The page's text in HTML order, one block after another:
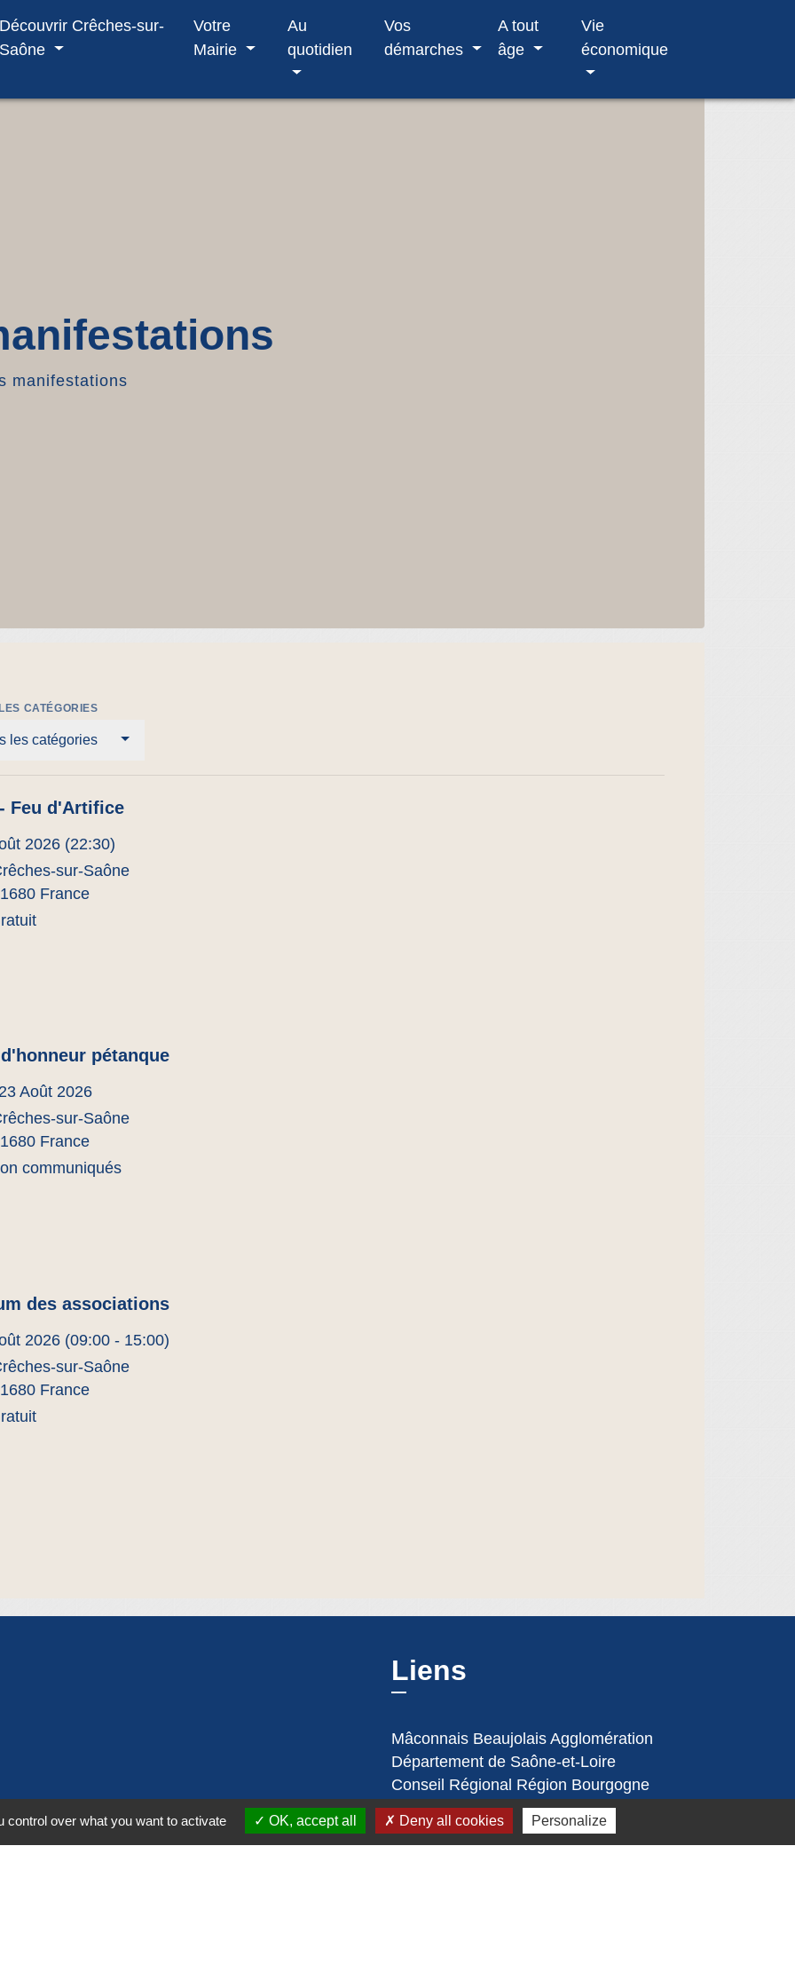
Découvrir Crêches-sur-
Saône
Votre
Mairie
Au
quotidien
Vos
démarches
A tout
âge
Vie
économique
manifestations
CATÉGORIES
les catégories
Feu d'Artifice
2026 (22:30)
sur-Saône
France
pétanque
Août 2026
sur-Saône
France
communiqués
des associations
2026 (09:00 - 15:00)
sur-Saône
France
Liens
Mâconnais Beaujolais Agglomération
Département de Saône-et-Loire
Conseil Régional Région Bourgogne
Franche Comté
Office de Tourisme de Mâcon
over what you want to activate OK, accept all Deny all cookies Personalize